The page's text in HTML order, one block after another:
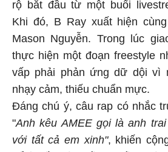
rộ bắt đầu từ một buổi
Khi đó, B Ray xuất hiện
Mason Nguyễn. Trong lúc
thực hiện một đoạn freestyle
vấp phải phản ứng dữ dội vì
nhạy cảm, thiếu chuẩn mực.
Đáng chú ý, câu rap có nhắc
"Anh kêu AMEE gọi là anh
với tất cả em xinh", khiến